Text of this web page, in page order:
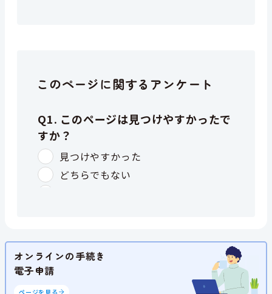
このページに関するアンケート
オンラインの手続き
電子申請
ページを見る